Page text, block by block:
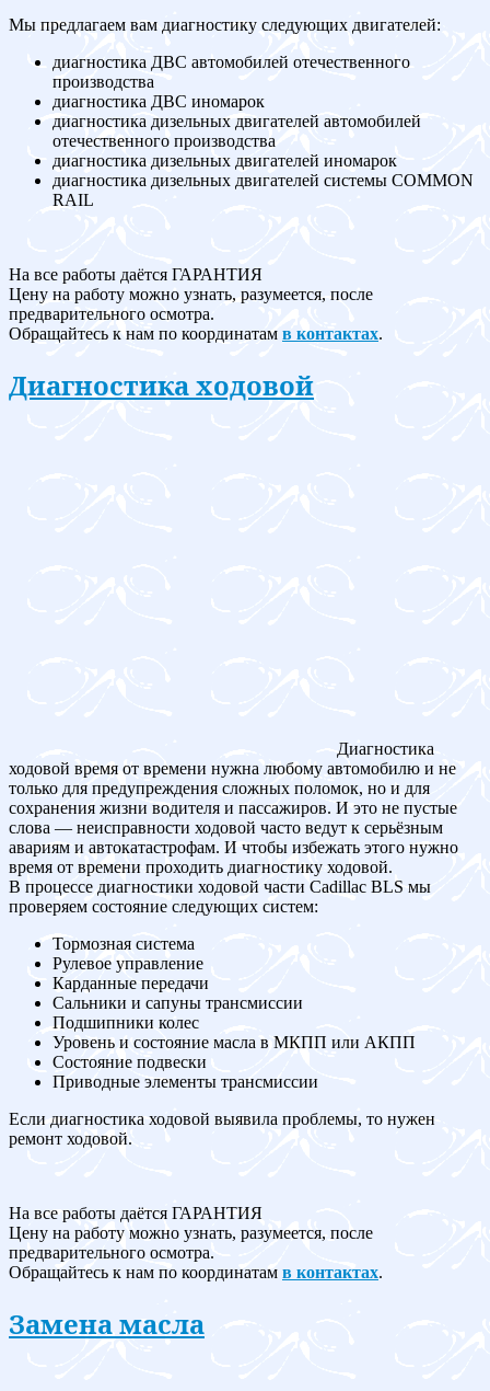
Мы предлагаем вам диагностику следующих двигателей:
диагностика ДВС автомобилей отечественного
производства
диагностика ДВС иномарок
диагностика дизельных двигателей автомобилей
отечественного производства
диагностика дизельных двигателей иномарок
диагностика дизельных двигателей системы COMMON
RAIL
На все работы даётся ГАРАНТИЯ
Цену на работу можно узнать, разумеется, после
предварительного осмотра.
Обращайтесь к нам по координатам в контактах.
Диагностика ходовой
Диагностика
ходовой время от времени нужна любому автомобилю и не
только для предупреждения сложных поломок, но и для
сохранения жизни водителя и пассажиров. И это не пустые
слова — неисправности ходовой часто ведут к серьёзным
авариям и автокатастрофам. И чтобы избежать этого нужно
время от времени проходить диагностику ходовой.
В процессе диагностики ходовой части Cadillac BLS мы
проверяем состояние следующих систем:
Тормозная система
Рулевое управление
Карданные передачи
Сальники и сапуны трансмиссии
Подшипники колес
Уровень и состояние масла в МКПП или АКПП
Состояние подвески
Приводные элементы трансмиссии
Если диагностика ходовой выявила проблемы, то нужен
ремонт ходовой.
На все работы даётся ГАРАНТИЯ
Цену на работу можно узнать, разумеется, после
предварительного осмотра.
Обращайтесь к нам по координатам в контактах.
Замена масла